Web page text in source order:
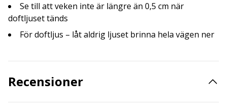
Se till att veken inte är längre än 0,5 cm när
doftljuset tänds
För doftljus – låt aldrig ljuset brinna hela vägen ner
Recensioner